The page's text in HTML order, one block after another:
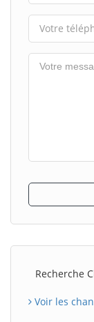
Recherche
Voir les